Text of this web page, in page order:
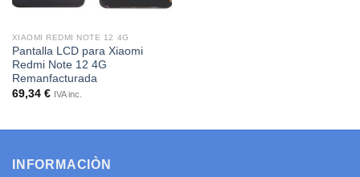
XIAOMI REDMI NOTE 12 4G
Pantalla LCD para Xiaomi
Redmi Note 12 4G
Remanfacturada
69,34 € IVA inc.
INFORMACIÒN